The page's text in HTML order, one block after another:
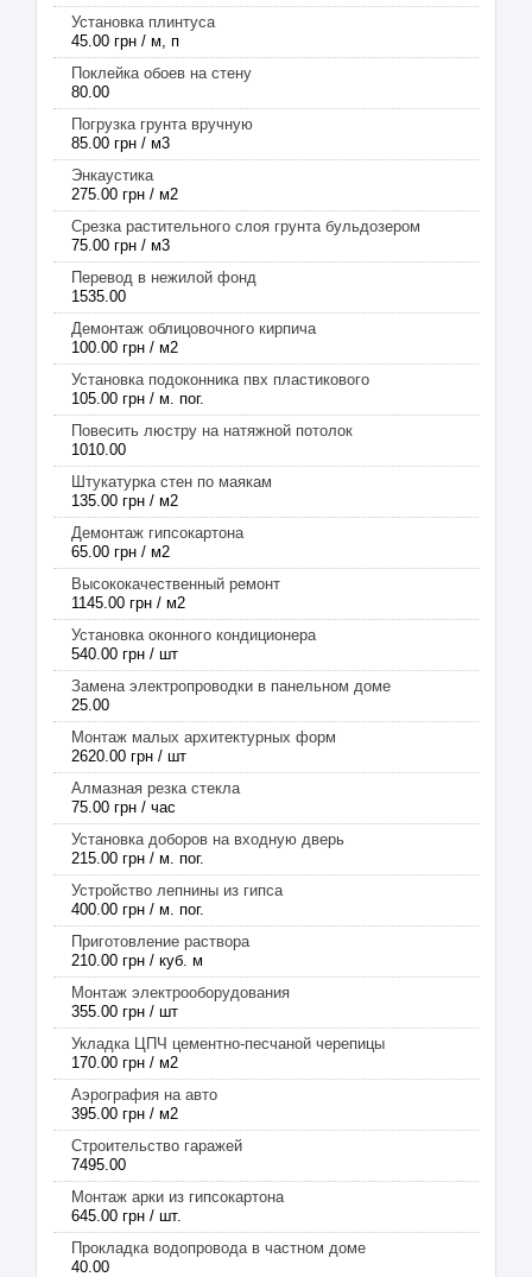
Установка плинтуса
45.00 грн / м, п
Поклейка обоев на стену
80.00
Погрузка грунта вручную
85.00 грн / м3
Энкаустика
275.00 грн / м2
Срезка растительного слоя грунта бульдозером
75.00 грн / м3
Перевод в нежилой фонд
1535.00
Демонтаж облицовочного кирпича
100.00 грн / м2
Установка подоконника пвх пластикового
105.00 грн / м. пог.
Повесить люстру на натяжной потолок
1010.00
Штукатурка стен по маякам
135.00 грн / м2
Демонтаж гипсокартона
65.00 грн / м2
Высококачественный ремонт
1145.00 грн / м2
Установка оконного кондиционера
540.00 грн / шт
Замена электропроводки в панельном доме
25.00
Монтаж малых архитектурных форм
2620.00 грн / шт
Алмазная резка стекла
75.00 грн / час
Установка доборов на входную дверь
215.00 грн / м. пог.
Устройство лепнины из гипса
400.00 грн / м. пог.
Приготовление раствора
210.00 грн / куб. м
Монтаж электрооборудования
355.00 грн / шт
Укладка ЦПЧ цементно-песчаной черепицы
170.00 грн / м2
Аэрография на авто
395.00 грн / м2
Строительство гаражей
7495.00
Монтаж арки из гипсокартона
645.00 грн / шт.
Прокладка водопровода в частном доме
40.00